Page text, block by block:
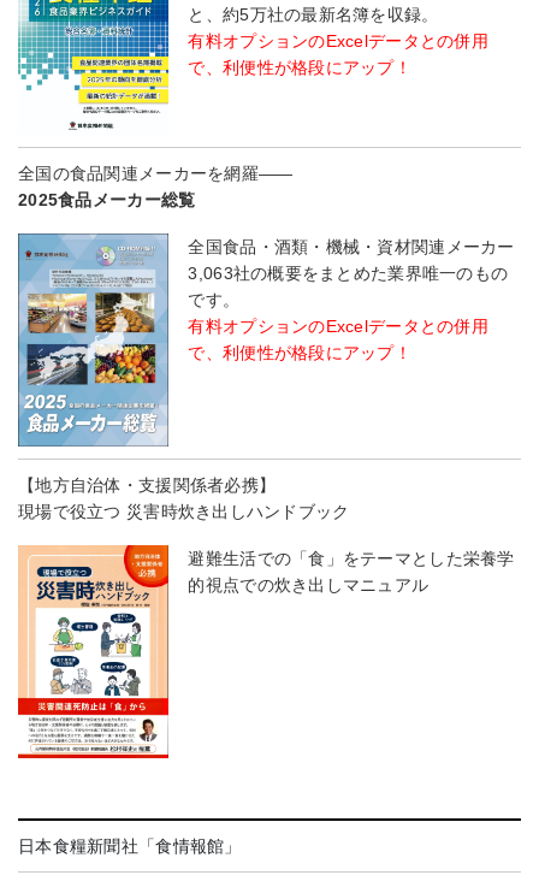
と、約5万社の最新名簿を収録。
有料オプションのExcelデータとの併用
で、利便性が格段にアップ！
全国の食品関連メーカーを網羅――
2025食品メーカー総覧
全国食品・酒類・機械・資材関連メーカー
3,063社の概要をまとめた業界唯一のもの
です。
有料オプションのExcelデータとの併用
で、利便性が格段にアップ！
【地方自治体・支援関係者必携】
現場で役立つ 災害時炊き出しハンドブック
避難生活での「食」をテーマとした栄養学
的視点での炊き出しマニュアル
日本食糧新聞社「食情報館」